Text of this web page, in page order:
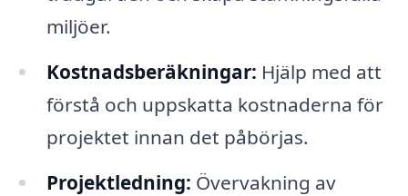
miljöer.
Kostnadsberäkningar: Hjälp med att
förstå och uppskatta kostnaderna för
projektet innan det påbörjas.
Projektledning: Övervakning av